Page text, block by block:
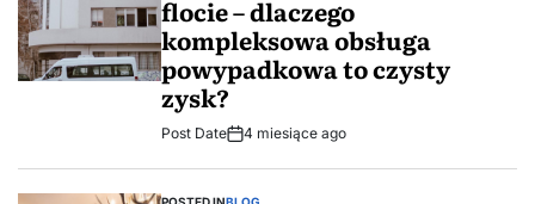
flocie – dlaczego
kompleksowa obsługa
powypadkowa to czysty
zysk?
Post Date 4 miesiące ago